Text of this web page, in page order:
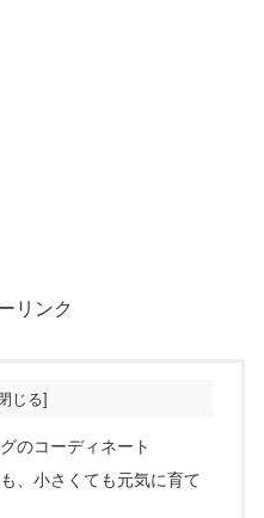
リンク
のコーディネート
、小さくても元気に育て